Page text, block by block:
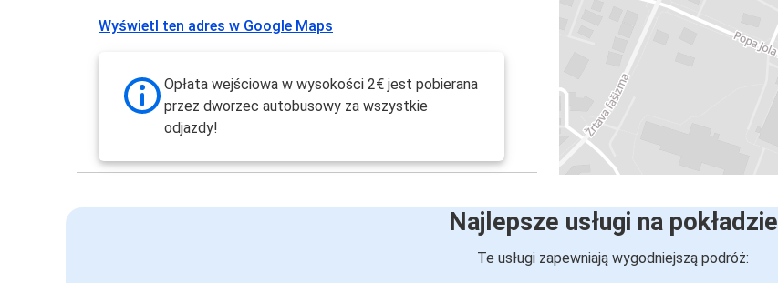
Wyświetl ten adres w Google Maps
Opłata wejściowa w wysokości 2€ jest pobierana
przez dworzec autobusowy za wszystkie
odjazdy!
Najlepsze usługi na pokładzie
Te usługi zapewniają wygodniejszą podróż: